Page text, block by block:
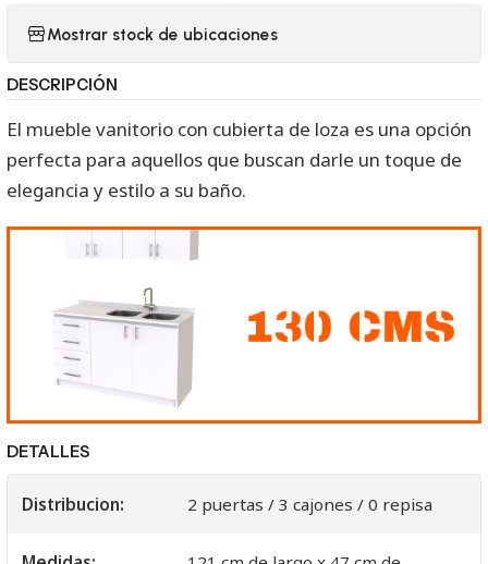
Mostrar stock de ubicaciones
DESCRIPCIÓN
El mueble vanitorio con cubierta de loza es una opción
perfecta para aquellos que buscan darle un toque de
elegancia y estilo a su baño.
DETALLES
Distribucion: 2 puertas / 3 cajones / 0 repisa